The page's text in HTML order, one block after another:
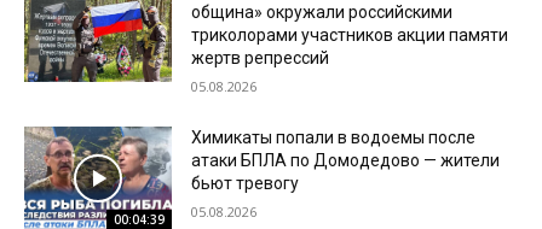
община» окружали российскими
триколорами участников акции памяти
жертв репрессий
05.08.2026
00:04:39
Химикаты попали в водоемы после
атаки БПЛА по Домодедово — жители
бьют тревогу
05.08.2026